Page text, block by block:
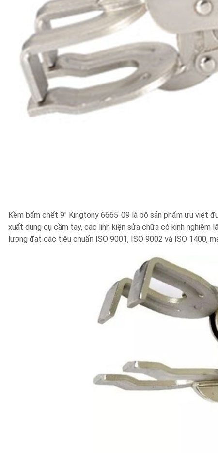
Kềm bấm chết 9″ Kingtony 6665-09 là bộ sản phẩm ưu việt
xuất dụng cụ cầm tay, các linh kiện sửa chữa có kinh
lượng đạt các tiêu chuẩn ISO 9001, ISO 9002 và ISO 1400,